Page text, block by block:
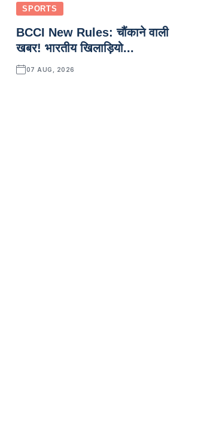
SPORTS
BCCI New Rules: चौंकाने वाली
खबर! भारतीय खिलाड़ियो...
07 AUG, 2026